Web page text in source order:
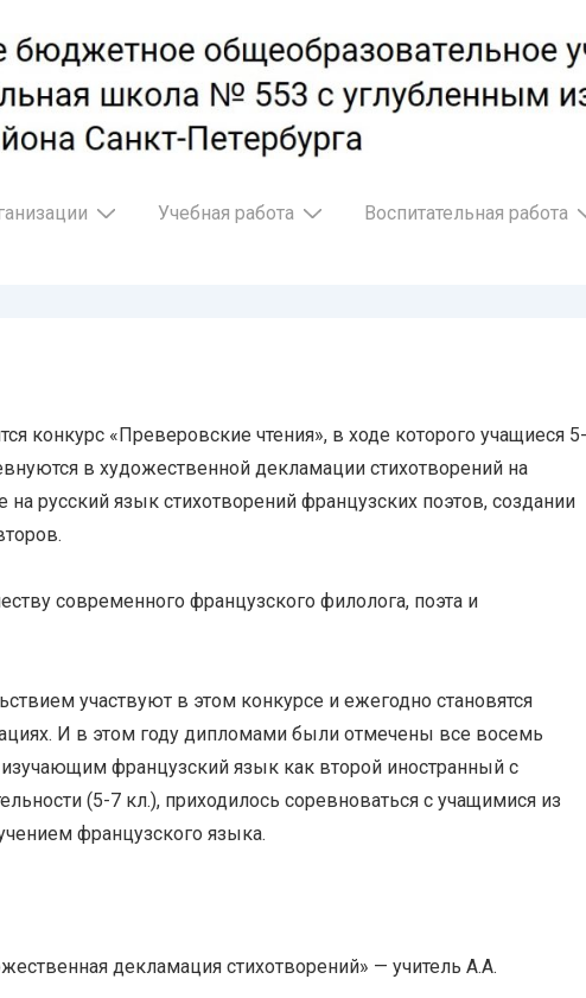
Учебная работа Воспитательная работа
«Преверовские чтения», в ходе которого учащиеся 5-
в художественной декламации стихотворений на
русский язык стихотворений французских поэтов, создании
современного французского филолога, поэта и
участвуют в этом конкурсе и ежегодно становятся
И в этом году дипломами были отмечены все восемь
французский язык как второй иностранный с
(5-7 кл.), приходилось соревноваться с учащимися из
французского языка.
декламация стихотворений» — учитель А.А.